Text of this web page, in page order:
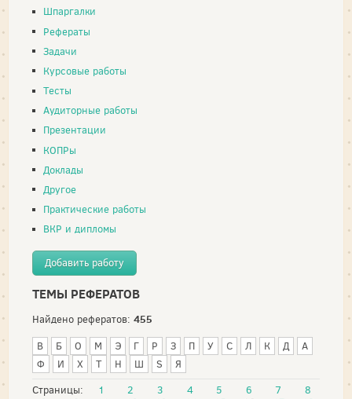
Шпаргалки
Рефераты
Задачи
Курсовые работы
Тесты
Аудиторные работы
Презентации
КОПРы
Доклады
Другое
Практические работы
ВКР и дипломы
Добавить работу
ТЕМЫ РЕФЕРАТОВ
Найдено рефератов: 455
В Б О М Э Г Р З П У С Л К Д
А
Ф
И Х Т Н Ш S
Я
Страницы:
1 2 3 4 5 6 7
8